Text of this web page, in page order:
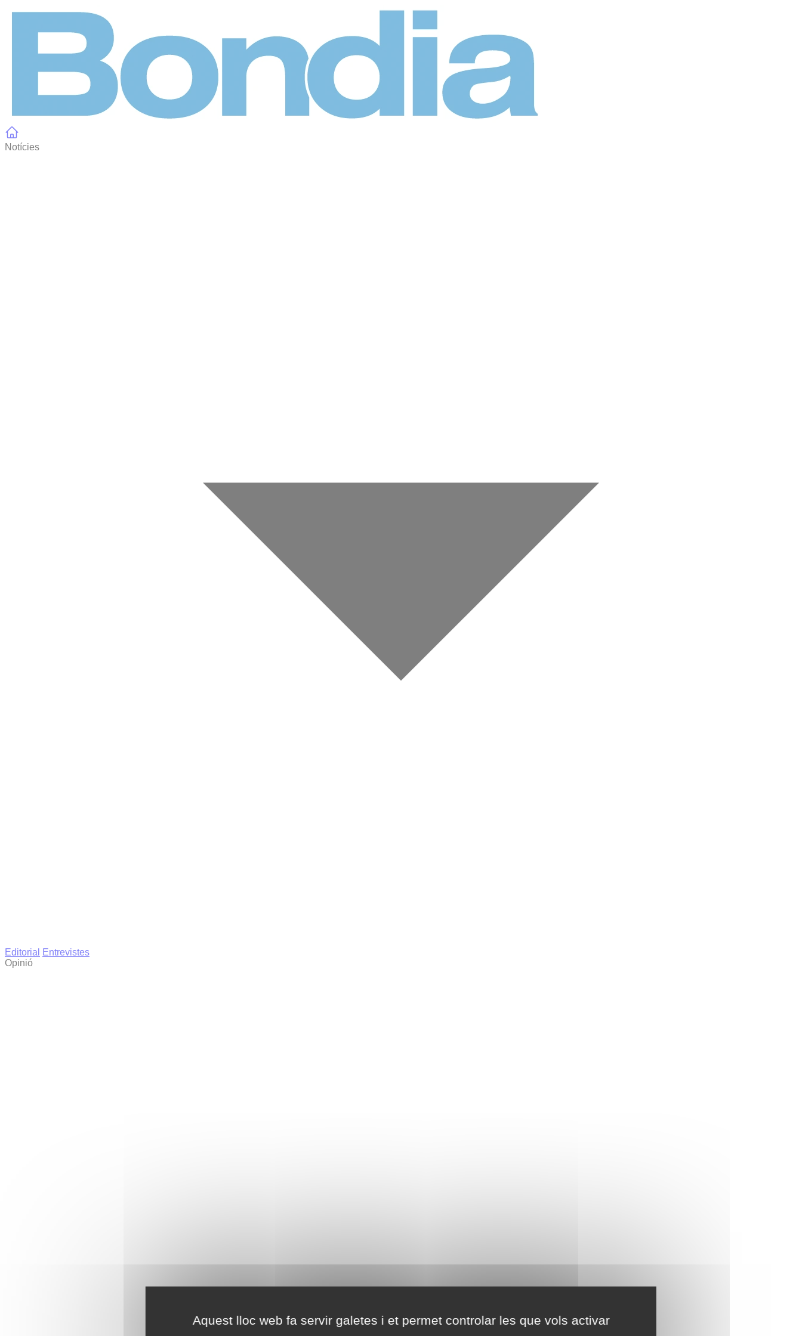
Aquest lloc web fa servir galetes i et permet controlar les que vols activar
Notícies
Editorial
Entrevistes
Opinió